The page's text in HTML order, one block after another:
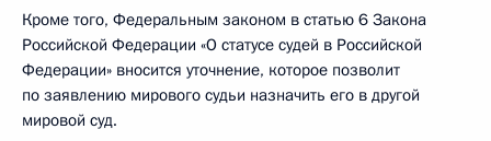
Кроме того, Федеральным законом в статью 6 Закона
Российской Федерации «О статусе судей в Российской
Федерации» вносится уточнение, которое позволит
по заявлению мирового судьи назначить его в другой
мировой суд.